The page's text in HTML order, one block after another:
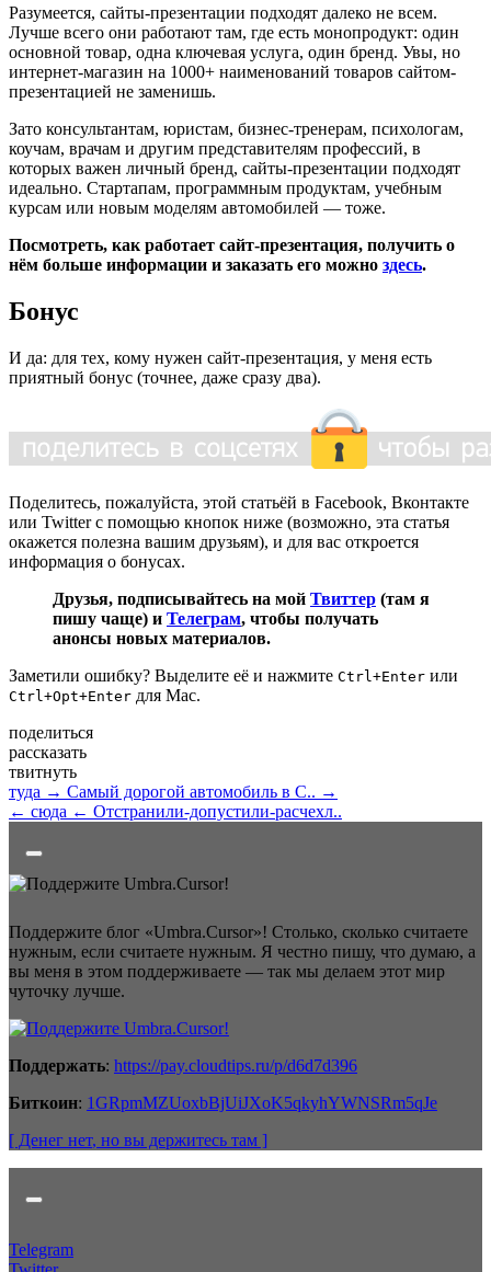
Разумеется, сайты-презентации подходят далеко не всем.
Лучше всего они работают там, где есть монопродукт: один
основной товар, одна ключевая услуга, один бренд. Увы, но
интернет-магазин на 1000+ наименований товаров сайтом-
презентацией не заменишь.
Зато консультантам, юристам, бизнес-тренерам, психологам,
коучам, врачам и другим представителям профессий, в
которых важен личный бренд, сайты-презентации подходят
идеально. Стартапам, программным продуктам, учебным
курсам или новым моделям автомобилей — тоже.
Посмотреть, как работает сайт-презентация, получить о
нём больше информации и заказать его можно здесь.
Бонус
И да: для тех, кому нужен сайт-презентация, у меня есть
приятный бонус (точнее, даже сразу два).
Поделитесь, пожалуйста, этой статьёй в Facebook, Вконтакте
или Twitter с помощью кнопок ниже (возможно, эта статья
окажется полезна вашим друзьям), и для вас откроется
информация о бонусах.
Друзья, подписывайтесь на мой Твиттер (там я
пишу чаще) и Телеграм, чтобы получать
анонсы новых материалов.
Заметили ошибку? Выделите её и нажмите Ctrl+Enter или
Ctrl+Opt+Enter для Mac.
поделиться
рассказать
твитнуть
туда → Самый дорогой автомобиль в С.. →
← сюда ← Отстранили-допустили-расчехл..
Поддержите блог «Umbra.Cursor»! Столько, сколько считаете
нужным, если считаете нужным. Я честно пишу, что думаю, а
вы меня в этом поддерживаете — так мы делаем этот мир
чуточку лучше.
Поддержать: https://pay.cloudtips.ru/p/d6d7d396
Биткоин: 1GRpmMZUoxbBjUiJXoK5qkyhYWNSRm5qJe
[ Денег нет, но вы держитесь там ]
Telegram